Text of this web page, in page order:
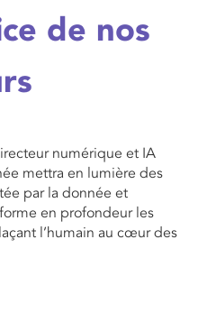
de nos
numérique et IA
mettra en lumière des
par la donnée et
en profondeur les
l’humain au cœur des